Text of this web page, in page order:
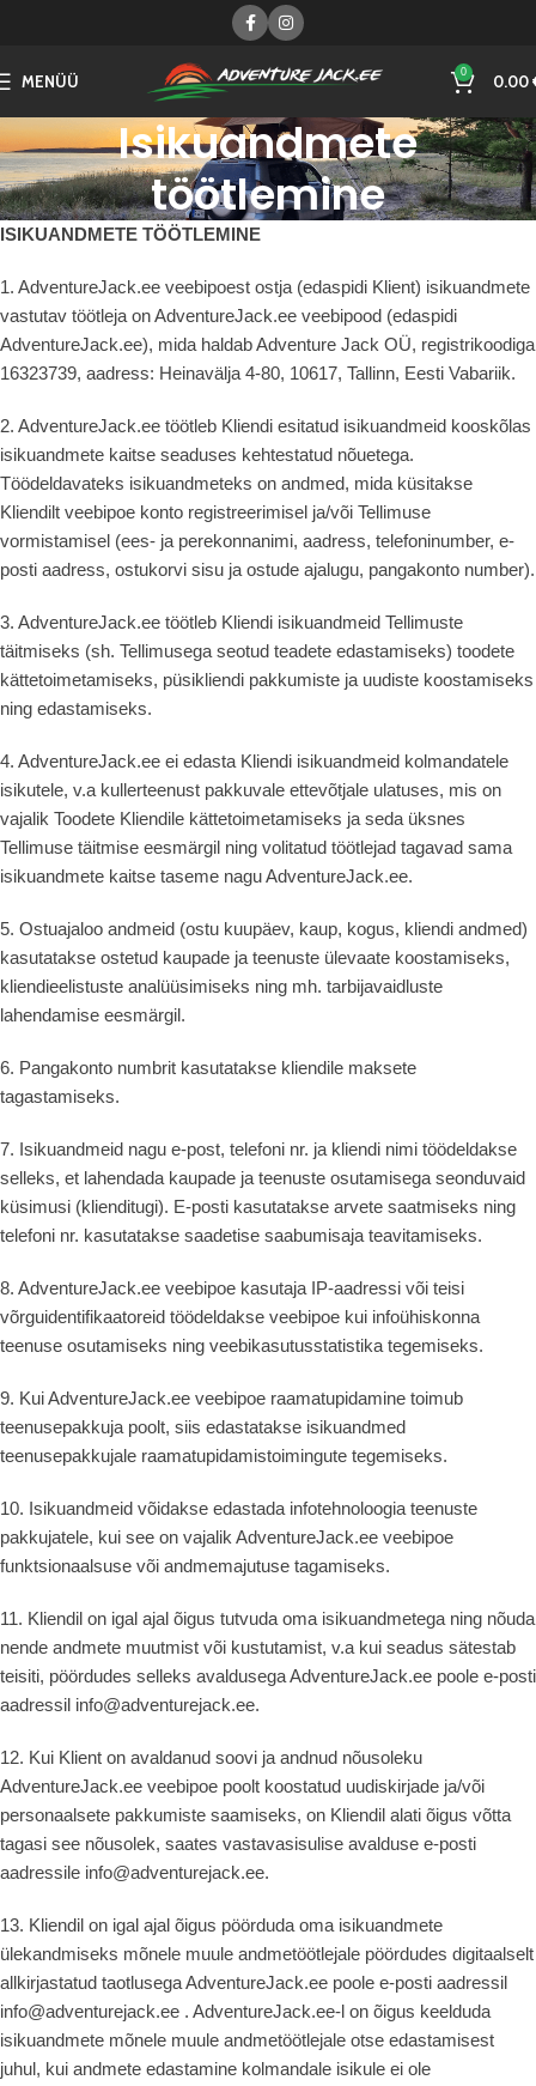
MENÜÜ 0 0.00
Isikuandmete
töötlemine
ISIKUANDMETE TÖÖTLEMINE
1. AdventureJack.ee veebipoest ostja (edaspidi Klient) isikuandmete
vastutav töötleja on AdventureJack.ee veebipood (edaspidi
AdventureJack.ee), mida haldab Adventure Jack OÜ, registrikoodiga
16323739, aadress: Heinavälja 4-80, 10617, Tallinn, Eesti Vabariik.
2. AdventureJack.ee töötleb Kliendi esitatud isikuandmeid kooskõlas
isikuandmete kaitse seaduses kehtestatud nõuetega.
Töödeldavateks isikuandmeteks on andmed, mida küsitakse
Kliendilt veebipoe konto registreerimisel ja/või Tellimuse
vormistamisel (ees- ja perekonnanimi, aadress, telefoninumber, e-
posti aadress, ostukorvi sisu ja ostude ajalugu, pangakonto number).
3. AdventureJack.ee töötleb Kliendi isikuandmeid Tellimuste
täitmiseks (sh. Tellimusega seotud teadete edastamiseks) toodete
kättetoimetamiseks, püsikliendi pakkumiste ja uudiste koostamiseks
ning edastamiseks.
4. AdventureJack.ee ei edasta Kliendi isikuandmeid kolmandatele
isikutele, v.a kullerteenust pakkuvale ettevõtjale ulatuses, mis on
vajalik Toodete Kliendile kättetoimetamiseks ja seda üksnes
Tellimuse täitmise eesmärgil ning volitatud töötlejad tagavad sama
isikuandmete kaitse taseme nagu AdventureJack.ee.
5. Ostuajaloo andmeid (ostu kuupäev, kaup, kogus, kliendi andmed)
kasutatakse ostetud kaupade ja teenuste ülevaate koostamiseks,
kliendieelistuste analüüsimiseks ning mh. tarbijavaidluste
lahendamise eesmärgil.
6. Pangakonto numbrit kasutatakse kliendile maksete
tagastamiseks.
7. Isikuandmeid nagu e-post, telefoni nr. ja kliendi nimi töödeldakse
selleks, et lahendada kaupade ja teenuste osutamisega seonduvaid
küsimusi (klienditugi). E-posti kasutatakse arvete saatmiseks ning
telefoni nr. kasutatakse saadetise saabumisaja teavitamiseks.
8. AdventureJack.ee veebipoe kasutaja IP-aadressi või teisi
võrguidentifikaatoreid töödeldakse veebipoe kui infoühiskonna
teenuse osutamiseks ning veebikasutusstatistika tegemiseks.
9. Kui AdventureJack.ee veebipoe raamatupidamine toimub
teenusepakkuja poolt, siis edastatakse isikuandmed
teenusepakkujale raamatupidamistoimingute tegemiseks.
10. Isikuandmeid võidakse edastada infotehnoloogia teenuste
pakkujatele, kui see on vajalik AdventureJack.ee veebipoe
funktsionaalsuse või andmemajutuse tagamiseks.
11. Kliendil on igal ajal õigus tutvuda oma isikuandmetega ning nõuda
nende andmete muutmist või kustutamist, v.a kui seadus sätestab
teisiti, pöördudes selleks avaldusega AdventureJack.ee poole e-posti
aadressil info@adventurejack.ee.
12. Kui Klient on avaldanud soovi ja andnud nõusoleku
AdventureJack.ee veebipoe poolt koostatud uudiskirjade ja/või
personaalsete pakkumiste saamiseks, on Kliendil alati õigus võtta
tagasi see nõusolek, saates vastavasisulise avalduse e-posti
aadressile info@adventurejack.ee.
13. Kliendil on igal ajal õigus pöörduda oma isikuandmete
ülekandmiseks mõnele muule andmetöötlejale pöördudes digitaalselt
allkirjastatud taotlusega AdventureJack.ee poole e-posti aadressil
info@adventurejack.ee . AdventureJack.ee-l on õigus keelduda
isikuandmete mõnele muule andmetöötlejale otse edastamisest
juhul, kui andmete edastamine kolmandale isikule ei ole